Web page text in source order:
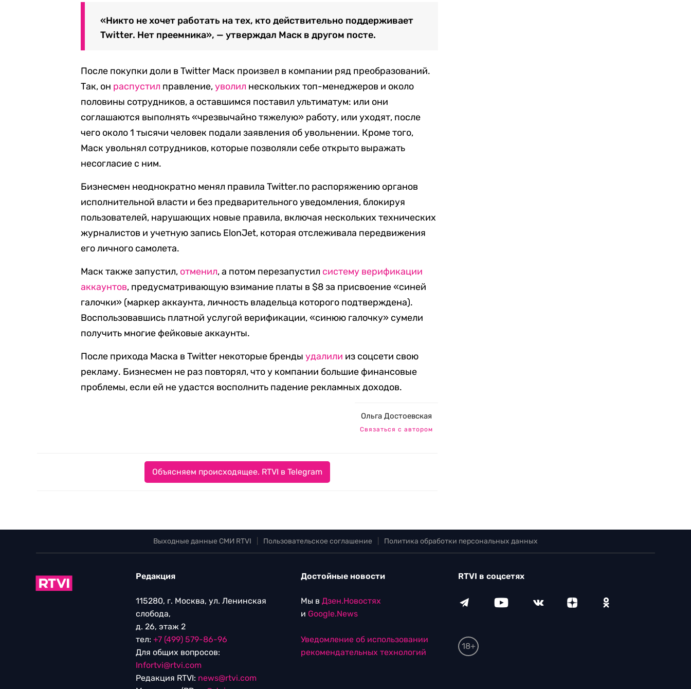
«Никто не хочет работать на тех, кто действительно поддерживает
Twitter. Нет преемника», — утверждал Маск в другом посте.
После покупки доли в Twitter Маск произвел в компании ряд преобразований.
Так, он распустил правление,уволил нескольких топ-менеджеров и около
половины сотрудников, а оставшимся поставил ультиматум: или они
соглашаются выполнять «чрезвычайно тяжелую» работу, или уходят, после
чего около 1 тысячи человек подали заявления об увольнении. Кроме того,
Маск увольнял сотрудников, которые позволяли себе открыто выражать
несогласие с ним.
Бизнесмен неоднократно менял правила Twitter.по распоряжению органов
исполнительной власти и без предварительного уведомления, блокируя
пользователей, нарушающих новые правила, включая нескольких технических
журналистов и учетную запись ElonJet, которая отслеживала передвижения
его личного самолета.
Маск также запустил, отменил, а потом перезапустил систему верификации
аккаунтов, предусматривающую взимание платы в $8 за присвоение «синей
галочки» (маркер аккаунта, личность владельца которого подтверждена).
Воспользовавшись платной услугой верификации, «синюю галочку» сумели
получить многие фейковые аккаунты.
После прихода Маска в Twitter некоторые брендыудалили из соцсети свою
рекламу. Бизнесмен не раз повторял, что у компании большие финансовые
проблемы, если ей не удастся восполнить падение рекламных доходов.
Ольга Достоевская
Связаться с автором
Объясняем происходящее. RTVI в Telegram
Выходные данные СМИ RTVI Пользовательское соглашение Политика обработки персональных данных
Редакция
115280, г. Москва, ул. Ленинская
слобода,
д. 26, этаж 2
тел: +7 (499) 579-86-96
Для общих вопросов:
Infortvi@rtvi.com
Редакция RTVI: news@rtvi.com
Достойные новости
Мы в Дзен.Новостях
и Google.News
Уведомление об использовании
рекомендательных технологий
RTVI в соцсетях
18+